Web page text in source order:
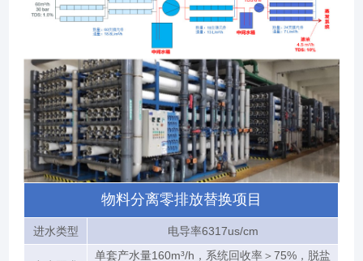
物料分离零排放替换项目
进水类型 电导率6317us/cm
单套产水量160m³/h，系统回收率＞75%，脱盐